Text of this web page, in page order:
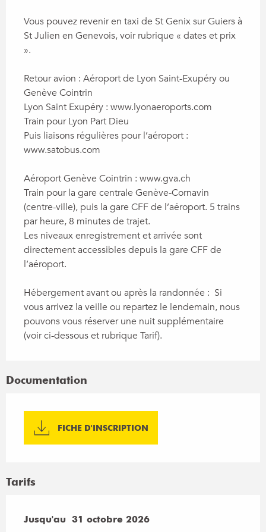
Vous pouvez revenir en taxi de St Genix sur Guiers à
St Julien en Genevois, voir rubrique « dates et prix
».
Retour avion : Aéroport de Lyon Saint-Exupéry ou
Genève Cointrin
Lyon Saint Exupéry : www.lyonaeroports.com
Train pour Lyon Part Dieu
Puis liaisons régulières pour l’aéroport :
www.satobus.com
Aéroport Genève Cointrin : www.gva.ch
Train pour la gare centrale Genève-Cornavin
(centre-ville), puis la gare CFF de l’aéroport. 5 trains
par heure, 8 minutes de trajet.
Les niveaux enregistrement et arrivée sont
directement accessibles depuis la gare CFF de
l’aéroport.
Hébergement avant ou après la randonnée :  Si
vous arrivez la veille ou repartez le lendemain, nous
pouvons vous réserver une nuit supplémentaire
(voir ci-dessous et rubrique Tarif).
Documentation
FICHE D'INSCRIPTION
Tarifs
Du11 avril 2025au 31 octobre 2026
Jusqu'au 31 octobre 2026